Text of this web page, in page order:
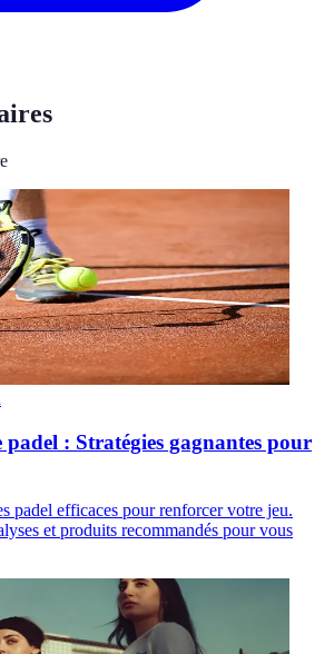
: Stratégies gagnantes pour
padel efficaces pour renforcer votre jeu.
et produits recommandés pour vous